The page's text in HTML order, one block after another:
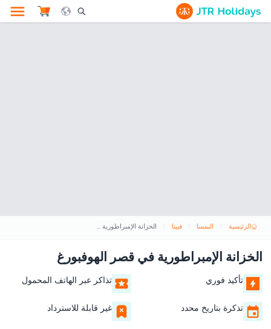
Search Opener Icon
الرئيسية النمسا فيينا الخزانة الإمبراطورية في قصر الهوفبورغ
الخزانة الإمبراطورية في قصر الهوفبورغ
تأكيد فوري تذاكر عبر الهاتف المحمول
تذكرة بتاريخ محدد غير قابلة للاسترداد